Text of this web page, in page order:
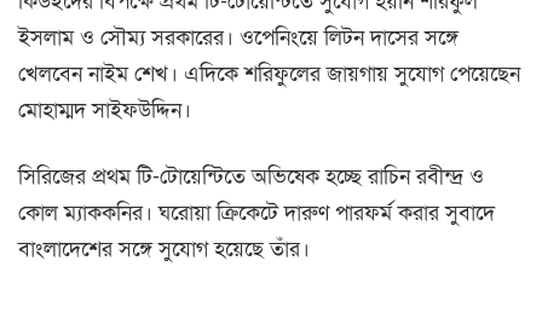
ইসলাম ও সৌম্য সরকারের। ওপেনিংয়ে লিটন দাসের সঙ্গে
খেলবেন নাইম শেখ। এদিকে শরিফুলের জায়গায় সুযোগ পেয়েছেন
মোহাম্মদ সাইফউদ্দিন।
সিরিজের প্রথম টি-টোয়েন্টিতে অভিষেক হচ্ছে রাচিন রবীন্দ্র ও
কোল ম্যাককনির। ঘরোয়া ক্রিকেটে দারুণ পারফর্ম করার সুবাদে
বাংলাদেশের সঙ্গে সুযোগ হয়েছে তাঁর।